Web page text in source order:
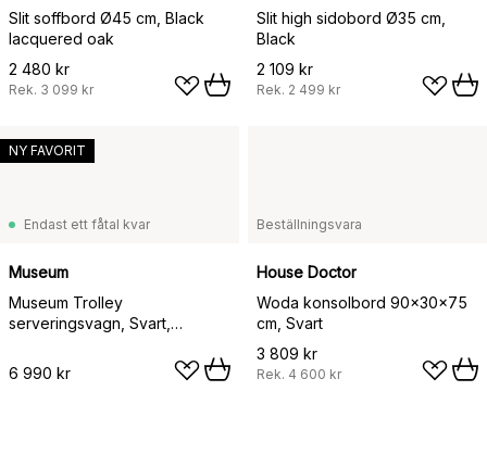
Slit soffbord Ø45 cm, Black
lacquered oak
2 480 kr
Rek. 3 099 kr
Slit high sidobord Ø35 cm,
Black
2 109 kr
Rek. 2 499 kr
Endast ett fåtal kvar
Museum
Museum Trolley
serveringsvagn, Svart,
6 990 kr
NY FAVORIT
Beställningsvara
House Doctor
Woda konsolbord 90x30x75
cm, Svart
3 809 kr
Rek. 4 600 kr